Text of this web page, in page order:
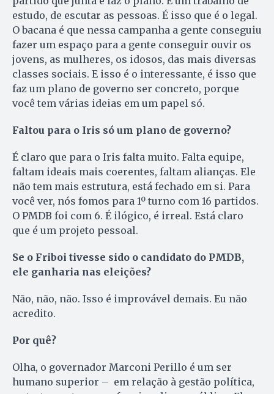
estudo, de escutar as pessoas. É isso que é o legal.
O bacana é que nessa campanha a gente conseguiu
fazer um espaço para a gente conseguir ouvir os
jovens, as mulheres, os idosos, das mais diversas
classes sociais. E isso é o interessante, é isso que
faz um plano de governo ser concreto, porque
você tem várias ideias em um papel só.
Faltou para o Iris só um plano de governo?
É claro que para o Iris falta muito. Falta equipe,
faltam ideais mais coerentes, faltam alianças. Ele
não tem mais estrutura, está fechado em si. Para
você ver, nós fomos para 1º turno com 16 partidos.
O PMDB foi com 6. É ilógico, é irreal. Está claro
que é um projeto pessoal.
Se o Friboi tivesse sido o candidato do PMDB,
ele ganharia nas eleições?
Não, não, não. Isso é improvável demais. Eu não
acredito.
Por quê?
Olha, o governador Marconi Perillo é um ser
humano superior – em relação à gestão política,